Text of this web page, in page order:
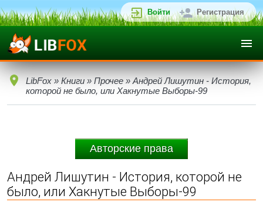
Войти Регистрация
LibFox » Книги » Прочее » Андрей Лишутин - Истоpия,
котоpой не было, или Хакнутые Выбоpы-99
Авторские права
Андрей Лишутин - Истоpия, котоpой не
было, или Хакнутые Выбоpы-99